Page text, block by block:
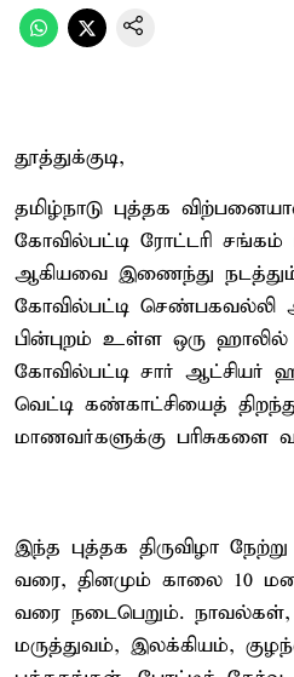
தூத்துக்குடி,
தமிழ்நாடு புத்தக
கோவில்பட்டி ரோட்டரி
ஆகியவை இணைந்து நடத்தும்
கோவில்பட்டி
பின்புறம் உள்ள ஒரு ஹாலில்
கோவில்பட்டி சார் ஆட்சியர்
வெட்டி கண்காட்சியைத்
மாணவர்களுக்கு பரிசுகளை
இந்த புத்தக திருவிழா
வரை, தினமும் காலை 10
வரை நடைபெறும்.
மருத்துவம், இலக்கியம்,